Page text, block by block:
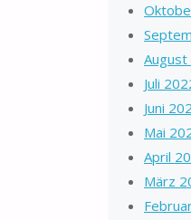
Juli
Juni
Mai
April
März